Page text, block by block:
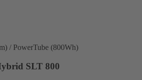
/ PowerTube (800Wh)
SLT 800